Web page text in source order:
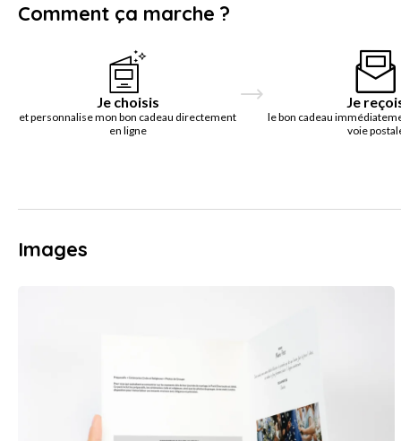
Comment ça marche ?
Je choisis
et personnalise mon bon cadeau directement
en ligne
Je
le bon cadeau
voie
Images